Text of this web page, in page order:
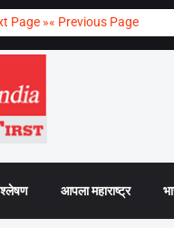
Page »« Previous Page
आपला महाराष्ट्र